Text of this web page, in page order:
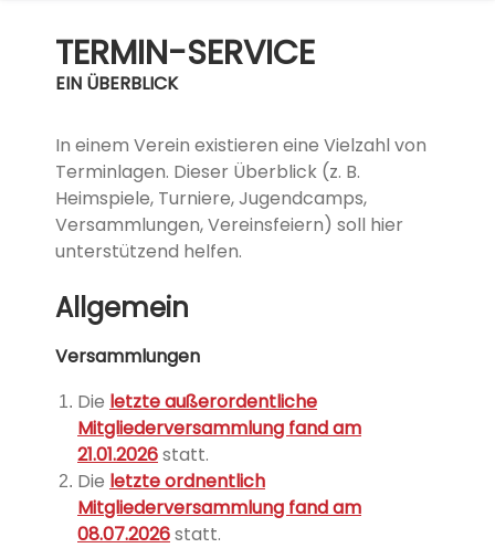
TERMIN-SERVICE
EIN ÜBERBLICK
In einem Verein existieren eine Vielzahl von
Terminlagen. Dieser Überblick (z. B.
Heimspiele, Turniere, Jugendcamps,
Versammlungen, Vereinsfeiern) soll hier
unterstützend helfen.
Allgemein
Versammlungen
Die letzte außerordentliche
Mitgliederversammlung fand am
21.01.2026statt.
Die letzte ordnentlich
Mitgliederversammlung fand am
08.07.2026statt.